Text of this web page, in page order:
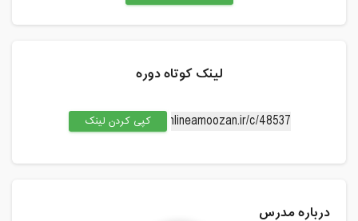
لینک کوتاه دوره
کپی کردن لینک
درباره مدرس